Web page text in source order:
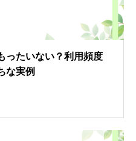
ったいない？利用頻度
な実例